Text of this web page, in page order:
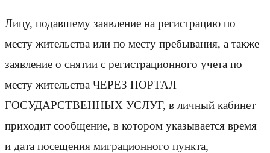
Лицу, подавшему заявление на регистрацию по
месту жительства или по месту пребывания, а также
заявление о снятии с регистрационного учета по
месту жительства ЧЕРЕЗ ПОРТАЛ
ГОСУДАРСТВЕННЫХ УСЛУГ, в личный кабинет
приходит сообщение, в котором указывается время
и дата посещения миграционного пункта,